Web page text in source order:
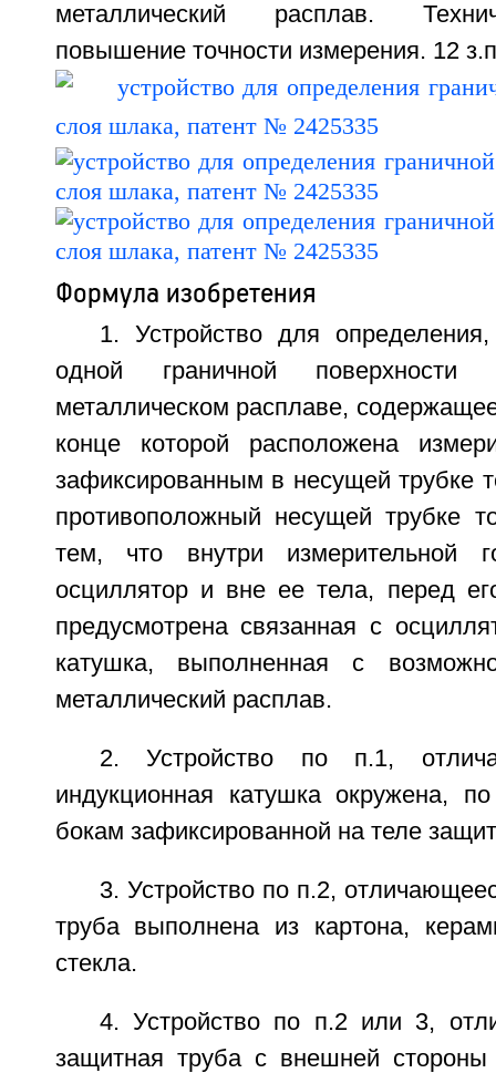
металлический расплав.
повышение точности измерения. 12
Формула изобретения
1. Устройство для
одной граничной
металлическом расплаве,
конце которой расположена
зафиксированным в несущей трубке
противоположный несущей трубке
тем, что внутри измерительной
осциллятор и вне ее тела, перед
предусмотрена связанная с
катушка, выполненная с
металлический расплав.
2. Устройство по п.1,
индукционная катушка окружена,
бокам зафиксированной на теле
3. Устройство по п.2,
труба выполнена из картона,
стекла.
4. Устройство по п.2 или 3,
защитная труба с внешней